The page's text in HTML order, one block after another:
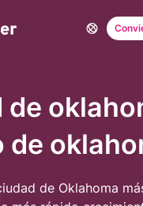
de
de
de Oklahoma